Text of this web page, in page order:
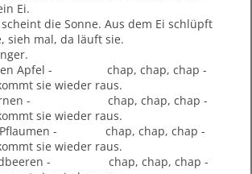
Ei.
die Sonne. Aus dem Ei schlüpft
sieh mal, da läuft sie.
Apfel - chap, chap, chap -
sie wieder raus.
Birnen - chap, chap, chap -
sie wieder raus.
3 Pflaumen - chap, chap, chap -
sie wieder raus.
- chap, chap, chap -